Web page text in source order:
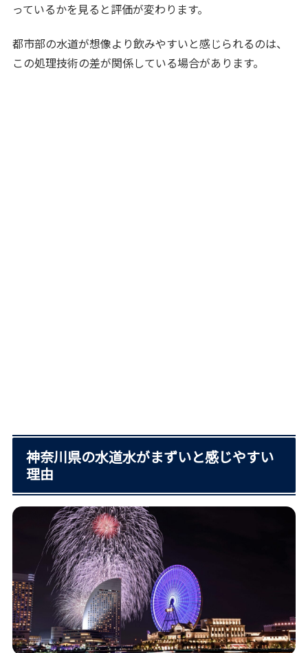
っているかを見ると評価が変わります。
都市部の水道が想像より飲みやすいと感じられるのは、
この処理技術の差が関係している場合があります。
神奈川県の水道水がまずいと感じやすい
理由